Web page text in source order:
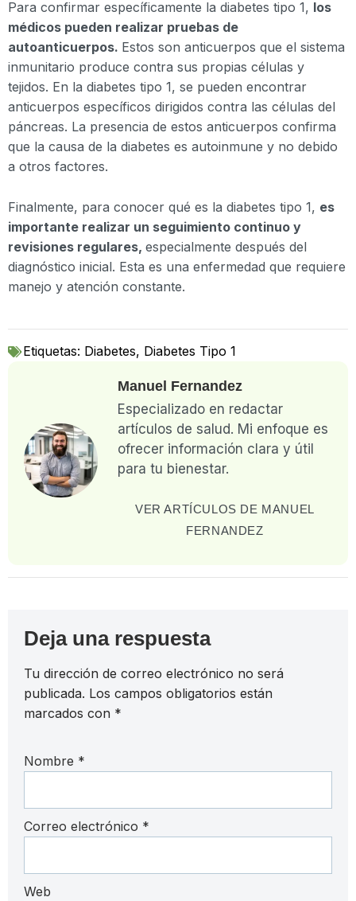
Para confirmar específicamente la diabetes tipo 1, los
médicos pueden realizar pruebas de
autoanticuerpos. Estos son anticuerpos que el sistema
inmunitario produce contra sus propias células y
tejidos. En la diabetes tipo 1, se pueden encontrar
anticuerpos específicos dirigidos contra las células del
páncreas. La presencia de estos anticuerpos confirma
que la causa de la diabetes es autoinmune y no debido
a otros factores.
Finalmente, para conocer qué es la diabetes tipo 1, es
importante realizar un seguimiento continuo y
revisiones regulares, especialmente después del
diagnóstico inicial. Esta es una enfermedad que requiere
manejo y atención constante.
Etiquetas: Diabetes, Diabetes Tipo 1
Manuel Fernandez
Especializado en redactar
artículos de salud. Mi enfoque es
ofrecer información clara y útil
para tu bienestar.
VER ARTÍCULOS DE MANUEL
FERNANDEZ
Deja una respuesta
Tu dirección de correo electrónico no será
publicada. Los campos obligatorios están
marcados con *
Nombre *
Correo electrónico *
Web